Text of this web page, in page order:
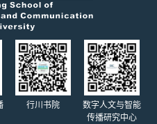
行川书院
数字人文与智能
传播研究中心